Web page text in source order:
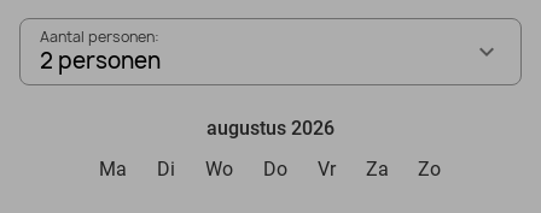
Aantal personen:
2 personen
augustus 2026
Ma
Di Wo Do Vr Za Zo